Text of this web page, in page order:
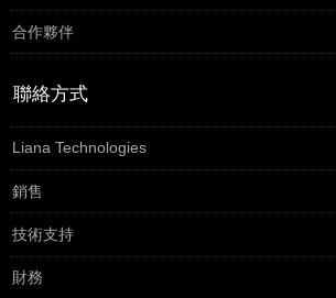
合作夥伴
聯絡方式
Liana Technologies
銷售
技術支持
財務